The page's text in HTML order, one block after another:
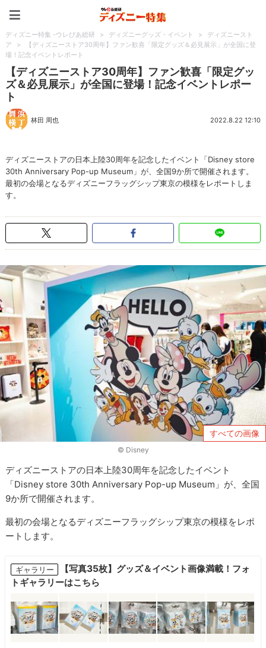
ディズニー特集 -ウレぴあ総研 > ディズニーグッズ・イベント >
ディズニースト
ア
>
【ディズニーストア30周年】ファン歓喜「限定グッズ＆必見展示」が全国に登
場！記念イベントレポート
【ディズニーストア30周年】ファン歓喜「限定グッ
ズ＆必見展示」が全国に登場！記念イベントレポー
ト
林田 周也 2022.8.22 12:10
ディズニーストアの日本上陸30周年を記念したイベント「Disney store
30th Anniversary Pop-up Museum」が、全国9か所で開催されます。
最初の会場となるディズニーフラッグシップ東京の模様をレポートしま
す。
すべての画像
© ︎Disney
ディズニーストアの日本上陸30周年を記念したイベント
「Disney store 30th Anniversary Pop-up Museum」が、全国
9か所で開催されます。
最初の会場となるディズニーフラッグシップ東京の模様をレポ
ートします。
ギャラリー
【写真35枚】グッズ＆イベント画像満載！フォ
トギャラリーはこちら